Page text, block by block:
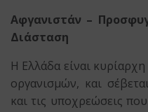
Αφγανιστάν –
Διάσταση
Η Ελλάδα είναι
οργανισμών, και
και τις υποχρεώσεις